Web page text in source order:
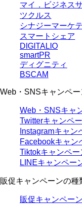
マイ．ビジネス
ツクルス
シナジーマーケ
スマートシェア
DIGITALIO
smartPR
ディグニティ
BSCAM
Web・SNSキャンペ
Web・SNSキャ
Twitterキャンペ
Instagramキャン
Facebookキャン
Tiktokキャンペー
LINEキャンペー
販促キャンペーンの種
販促キャンペー